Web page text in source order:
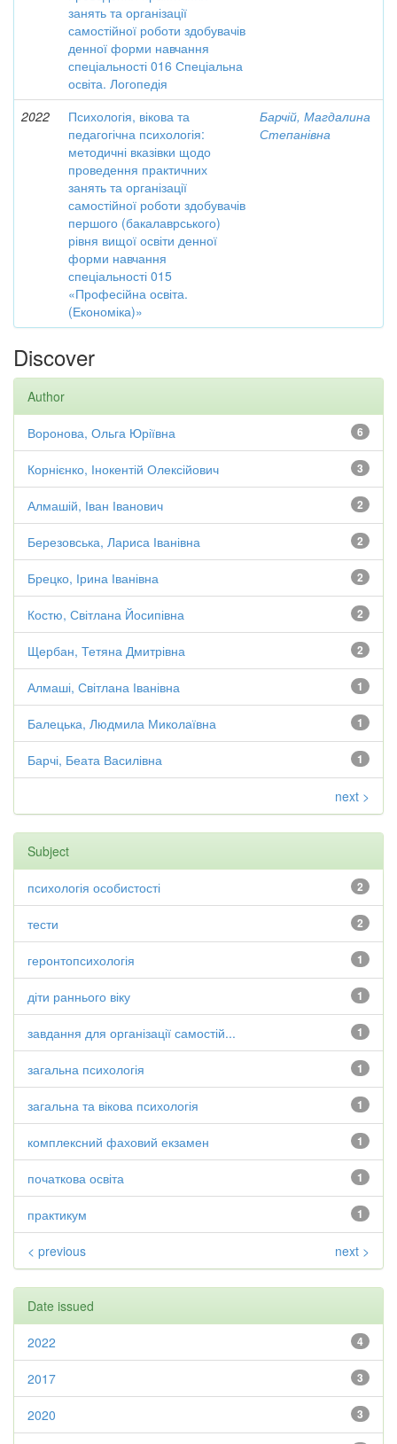
занять та організації
самостійної роботи здобувачів
денної форми навчання
спеціальності 016 Спеціальна
освіта. Логопедія
2022
Психологія, вікова та
педагогічна психологія:
методичні вказівки щодо
проведення практичних
занять та організації
самостійної роботи здобувачів
першого (бакалаврського)
рівня вищої освіти денної
форми навчання
спеціальності 015
«Професійна освіта.
(Економіка)»
Барчій, Магдалина
Степанівна
Discover
Author
6
Воронова, Ольга Юріївна
3
Корнієнко, Інокентій Олексійович
2
Алмашій, Іван Іванович
2
Березовська, Лариса Іванівна
2
Брецко, Ірина Іванівна
2
Костю, Світлана Йосипівна
2
Щербан, Тетяна Дмитрівна
1
Алмаші, Світлана Іванівна
1
Балецька, Людмила Миколаївна
1
Барчі, Беата Василівна
next >
Subject
2
психологія особистості
2
тести
1
геронтопсихологія
1
діти раннього віку
1
завдання для організації самостій...
1
загальна психологія
1
загальна та вікова психологія
1
комплексний фаховий екзамен
1
початкова освіта
1
практикум
< previous next >
Date issued
4
2022
3
2017
3
2020